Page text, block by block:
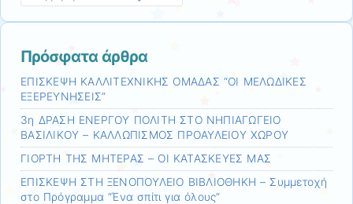
Πρόσφατα άρθρα
ΕΠΙΣΚΕΨΗ ΚΑΛΛΙΤΕΧΝΙΚΗΣ ΟΜΑΔΑΣ “ΟΙ ΜΕΛΩΔΙΚΕΣ
ΕΞΕΡΕΥΝΗΣΕΙΣ”
3η ΔΡΑΣΗ ΕΝΕΡΓΟΥ ΠΟΛΙΤΗ ΣΤΟ ΝΗΠΙΑΓΩΓΕΙΟ
ΒΑΣΙΛΙΚΟΥ – ΚΑΛΛΩΠΙΣΜΟΣ ΠΡΟΑΥΛΕΙΟΥ ΧΩΡΟΥ
ΓΙΟΡΤΗ ΤΗΣ ΜΗΤΕΡΑΣ – ΟΙ ΚΑΤΑΣΚΕΥΕΣ ΜΑΣ
ΕΠΙΣΚΕΨΗ ΣΤΗ ΞΕΝΟΠΟΥΛΕΙΟ ΒΙΒΛΙΟΘΗΚΗ – Συμμετοχή
στο Πρόγραμμα “Ένα σπίτι για όλους”